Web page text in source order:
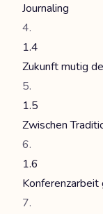
Journaling
1.4
Zukunft mutig
1.5
Zwischen
1.6